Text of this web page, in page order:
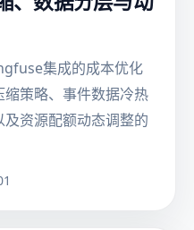
集成的成本优化
策略、事件数据冷热
资源配额动态调整的